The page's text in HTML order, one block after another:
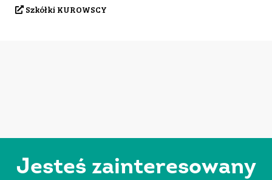
Szkółki KUROWSCY
Jesteś zainteresowany